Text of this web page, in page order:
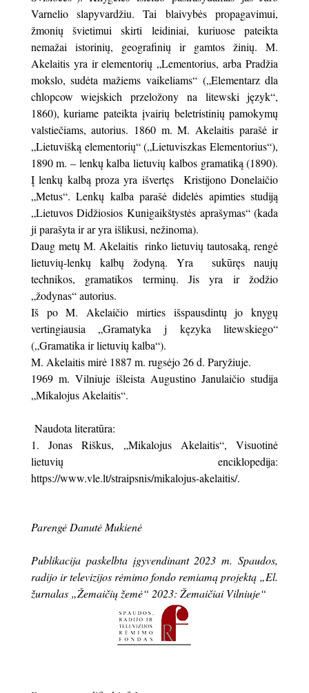
Varnelio slapyvardžiu. Tai blaivybės propagavimui,
žmonių švietimui skirti leidiniai, kuriuose pateikta
nemažai istorinių, geografinių ir gamtos žinių. M.
Akelaitis yra ir elementorių „Lementorius, arba Pradžia
mokslo, sudėta mažiems vaikeliams“ („Elementarz dla
chlopcow wiejskich przeložony na litewski język“,
1860), kuriame pateikta įvairių beletristinių pamokymų
valstiečiams, autorius. 1860 m. M. Akelaitis parašė ir
„Lietuvišką elementorių“ („Lietuviszkas Elementorius“),
1890 m. – lenkų kalba lietuvių kalbos gramatiką (1890).
Į lenkų kalbą proza yra išvertęs Kristijono Donelaičio
„Metus“. Lenkų kalba parašė didelės apimties studiją
„Lietuvos Didžiosios Kunigaikštystės aprašymas“ (kada
ji parašyta ir ar yra išlikusi, nežinoma).
Daug metų M. Akelaitis rinko lietuvių tautosaką, rengė
lietuvių-lenkų kalbų žodyną. Yra sukūręs naujų
technikos, gramatikos terminų. Jis yra ir žodžio
„žodynas“ autorius.
Iš po M. Akelaičio mirties išspausdintų jo knygų
vertingiausia „Gramatyka j kęzyka litewskiego“
(„Gramatika ir lietuvių kalba“).
M. Akelaitis mirė 1887 m. rugsėjo 26 d. Paryžiuje.
1969 m. Vilniuje išleista Augustino Janulaičio studija
„Mikalojus Akelaitis“.
Naudota literatūra:
Jonas Riškus, „Mikalojus Akelaitis“, Visuotinė
lietuvių enciklopedija:
https://www.vle.lt/straipsnis/mikalojus-akelaitis/.
Parengė Danutė Mukienė
Publikacija paskelbta įgyvendinant 2023 m. Spaudos,
radijo ir televizijos rėmimo fondo remiamą projektą „El.
žurnalas „Žemaičių žemė“ 2023: Žemaičiai Vilniuje“